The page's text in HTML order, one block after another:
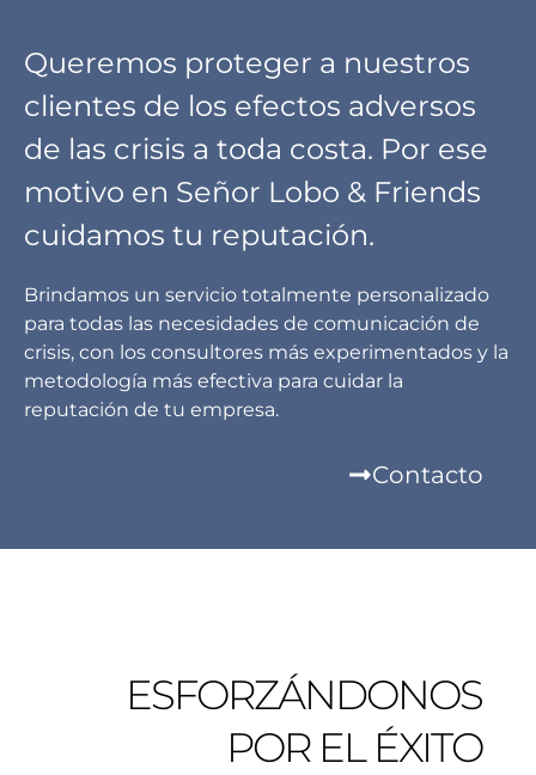
Queremos proteger a nuestros
clientes de los efectos adversos
de las crisis a toda costa. Por ese
motivo en Señor Lobo & Friends
cuidamos tu reputación.
Brindamos un servicio totalmente personalizado
para todas las necesidades de comunicación de
crisis, con los consultores más experimentados y la
metodología más efectiva para cuidar la
reputación de tu empresa.
Contacto
ESFORZÁNDONOS
POR EL ÉXITO